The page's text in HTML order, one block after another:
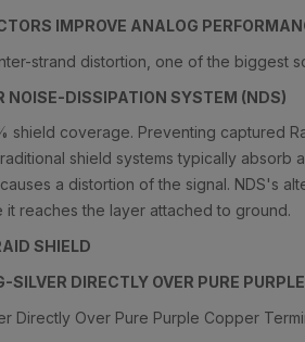
IMPROVE ANALOG
strand distortion, one of the biggest
DISSIPATION SYSTEM (NDS)
shield coverage. Preventing captured
shield systems typically
a distortion of the signal. NDS's
reaches the layer attached to ground.
SHIELD
DIRECTLY OVER PURE
Directly Over Pure Purple Copper